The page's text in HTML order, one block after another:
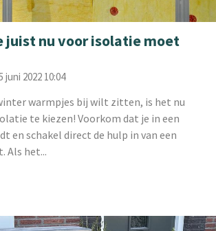
juist nu voor isolatie moet
juni 2022 10:04
warmpjes bij wilt zitten, is het nu
te kiezen! Voorkom dat je in een
en schakel direct de hulp in van een
Als het...